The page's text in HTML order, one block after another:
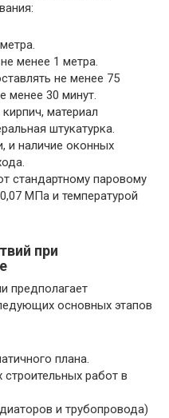
менее 1 метра.
не менее 75
менее 30 минут.
материал
штукатурка.
и наличие оконных
стандартному паровому
МПа и температурой
при
предполагает
основных этапов
плана.
работ в
и трубопровода)